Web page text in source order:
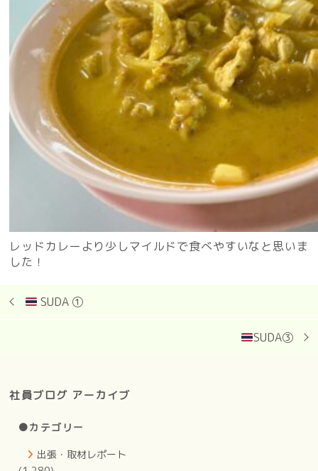
レッドカレーより少しマイルドで食べやすいなと思いま
した！
SUDA ①
SUDA③
社員ブログ アーカイブ
●カテゴリー
出張・取材レポート